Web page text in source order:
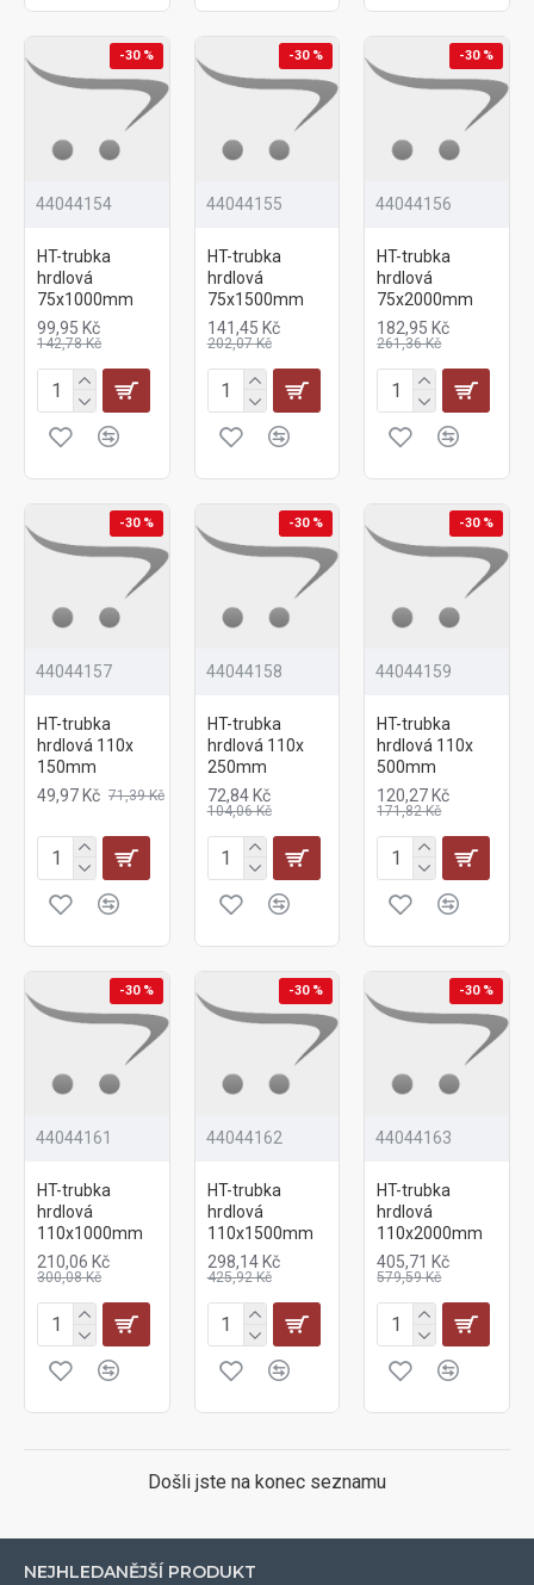
-30 %
44044154
HT-trubka
hrdlová
75x1000mm
99,95 Kč
142,78 Kč
-30 %
44044155
HT-trubka
hrdlová
75x1500mm
141,45 Kč
202,07 Kč
-30 %
44044156
HT-trubka
hrdlová
75x2000mm
182,95 Kč
261,36 Kč
-30 %
44044157
HT-trubka
hrdlová 110x
150mm
49,97 Kč 71,39 Kč
-30 %
44044158
HT-trubka
hrdlová 110x
250mm
72,84 Kč
104,06 Kč
-30 %
44044159
HT-trubka
hrdlová 110x
500mm
120,27 Kč
171,82 Kč
-30 %
44044161
HT-trubka
hrdlová
110x1000mm
210,06 Kč
300,08 Kč
-30 %
44044162
HT-trubka
hrdlová
110x1500mm
298,14 Kč
425,92 Kč
-30 %
44044163
HT-trubka
hrdlová
110x2000mm
405,71 Kč
579,59 Kč
Došli jste na konec seznamu
NEJHLEDANĚJŠÍ PRODUKT